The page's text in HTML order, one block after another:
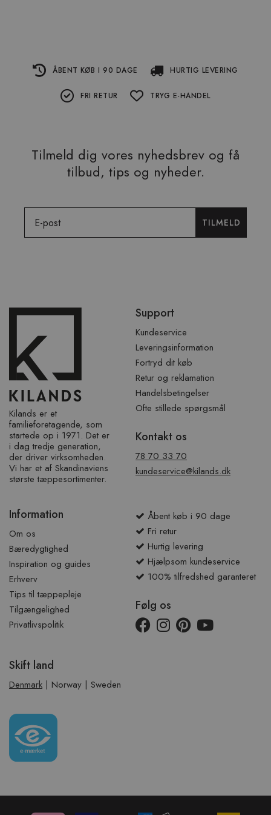
ÅBENT KØB I 90 DAGE HURTIG LEVERING
FRI RETUR TRYG E-HANDEL
Tilmeld dig vores nyhedsbrev og få
tilbud, tips og nyheder.
TILMELD
over
Kilands er et
familieforetagende, som
startede op i 1971. Det er
i dag tredje generation,
der driver virksomheden.
Vi har et af ​​Skandinaviens
største tæppesortimenter.
Support
Kundeservice
Leveringsinformation
Fortryd dit køb
Retur og reklamation
Handelsbetingelser
Ofte stillede spørgsmål
Kontakt os
78 70 33 70
kundeservice@kilands.dk
Information
Om os
Bæredygtighed
Inspiration og guides
Erhverv
Tips til tæppepleje
Tilgængelighed
Privatlivspolitik
Åbent køb i 90 dage
Fri retur
Hurtig levering
Hjælpsom kundeservice
100% tilfredshed garanteret
Følg os
Skift land
Denmark | Norway | Sweden